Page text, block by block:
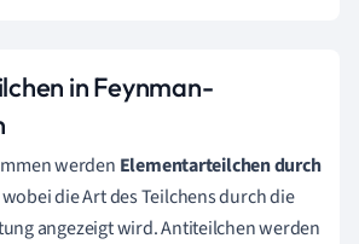
in Feynman-
werden Elementarteilchen durch
wobei die Art des Teilchens durch die
angezeigt wird. Antiteilchen werden